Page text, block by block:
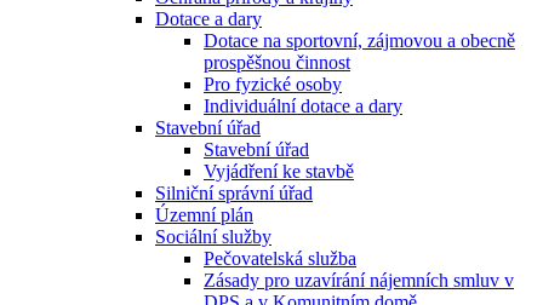
Dotace a dary
Dotace na sportovní, zájmovou a obecně
prospěšnou činnost
Pro fyzické osoby
Individuální dotace a dary
Stavební úřad
Stavební úřad
Vyjádření ke stavbě
Silniční správní úřad
Územní plán
Sociální služby
Pečovatelská služba
Zásady pro uzavírání nájemních smluv v